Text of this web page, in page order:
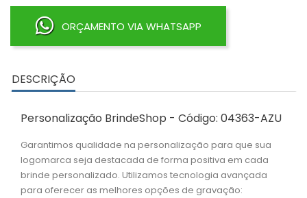
ORÇAMENTO VIA WHATSAPP
DESCRIÇÃO
Personalização BrindeShop - Código: 04363-AZU
Garantimos qualidade na personalização para que sua
logomarca seja destacada de forma positiva em cada
brinde personalizado. Utilizamos tecnologia avançada
para oferecer as melhores opções de gravação: